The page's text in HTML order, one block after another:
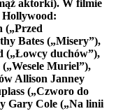
aktorki). W filmie
Hollywood:
(„Przed
Bates („Misery”),
(„Łowcy duchów”),
Muriel”),
Allison Janney
(„Czworo do
Gary Cole („Na linii